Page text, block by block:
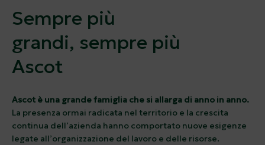
Sempre più
grandi, sempre più
Ascot
Ascot è una grande famiglia che si allarga di anno in anno.
La presenza ormai radicata nel territorio e la crescita
continua dell’azienda hanno comportato nuove esigenze
legate all’organizzazione del lavoro e delle risorse.